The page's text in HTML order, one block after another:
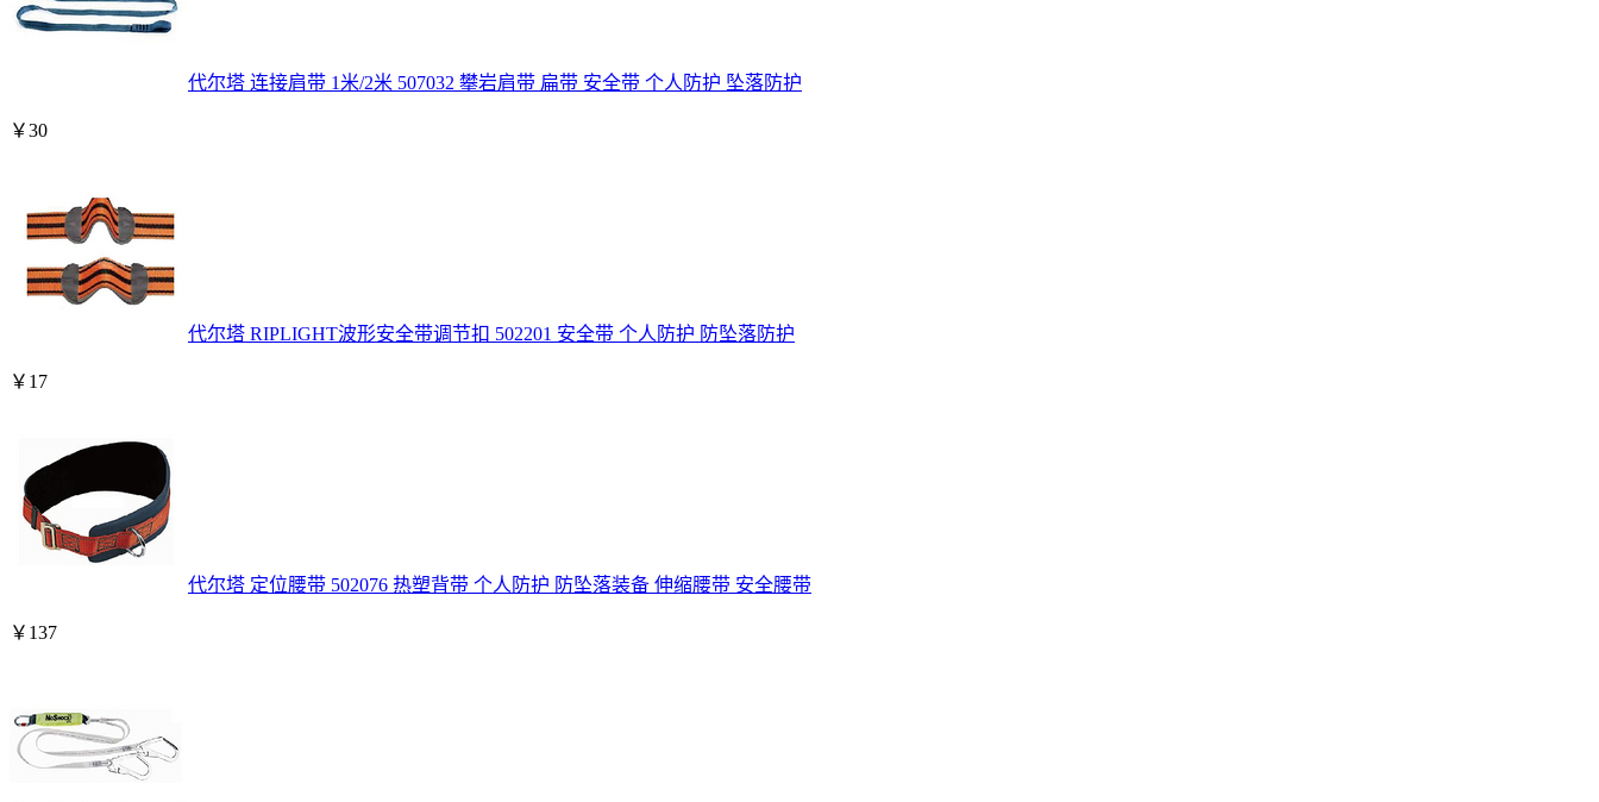
代尔塔 连接肩带 1米/2米 507032 攀岩肩带 扁带 安全带 个人防护 坠落防护
￥30
代尔塔 RIPLIGHT波形安全带调节扣 502201 安全带 个人防护 防坠落防护
￥ 17
代尔塔 定位腰带 502076 热塑背带 个人防护 防坠落装备 伸缩腰带 安全腰带
￥ 137